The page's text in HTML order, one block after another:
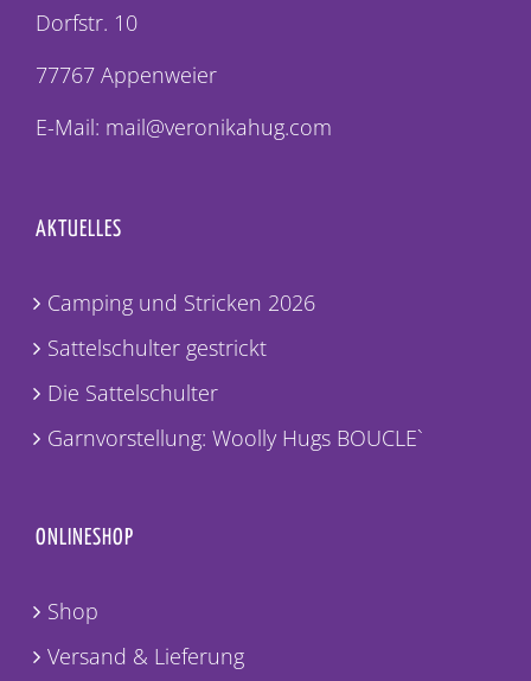
Dorfstr. 10
77767 Appenweier
E-Mail: mail@veronikahug.com
AKTUELLES
Camping und Stricken 2026
Sattelschulter gestrickt
Die Sattelschulter
Garnvorstellung: Woolly Hugs BOUCLE`
ONLINESHOP
Shop
Versand & Lieferung